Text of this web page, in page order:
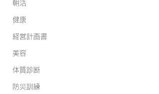
朝活
健康
経営計画書
美容
体質診断
防災訓練